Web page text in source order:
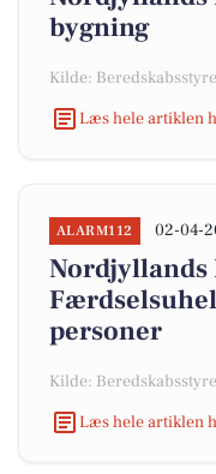
bygning
Kilde:
Læs hele artiklen
ALARM112 02-04-
Nordjyllands
personer
Kilde:
Læs hele artiklen